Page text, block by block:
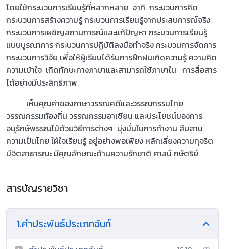
โดยใช้กระบวนการเรียนรู้ที่หลากหลาย อาทิ กระบวนการคิด
กระบวนการสร้างความรู้ กระบวนการเรียนรู้จากประสบการณ์จริง
กระบวนการเผชิญสถานการณ์และแก้ปัญหา กระบวนการเรียนรู้
แบบบูรณาการ กระบวนการปฏิบัติลงมือทำจริง กระบวนการจัดการ
กระบวนการวิจัย เพื่อให้ผู้เรียนได้รับการฝึกฝนเกิดความรู้ ความคิด
ความเข้าใจ เกิดทักษะทางภาษาและสามารถใช้ภาษาใน การสื่อสาร
ได้อย่างมีประสิทธิภาพ
เห็นคุณค่าของภาษาวรรณคดีและวรรณกรรมไทย
วรรณกรรมท้องถิ่น วรรณกรรมอาเซียน และประโยชน์ของการ
อนุรักษ์พรรณไม้ด้วยวิธีการต่างๆ มุ่งมั่นในการทำงาน สืบสาน
ความเป็นไทย ใฝ่ใจเรียนรู้ อยู่อย่างพอเพียง หลีกเลี่ยงความทุจริต
มีจิตสาธารณะ มีคุณลักษณะด้านความรักชาติ ศาสน์ กษัตริย์
สารบัญรายวิชา
1.คำประพันธ์ประเภทฉันท์